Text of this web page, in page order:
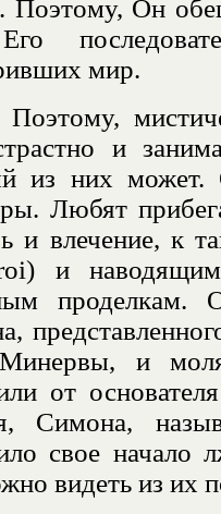
Поэтому, Он
мир.
Поэтому,
и
из них может.
Любят
и влечение, к
) и
проделкам.
и
от
Симона,
свое начало
видеть из их